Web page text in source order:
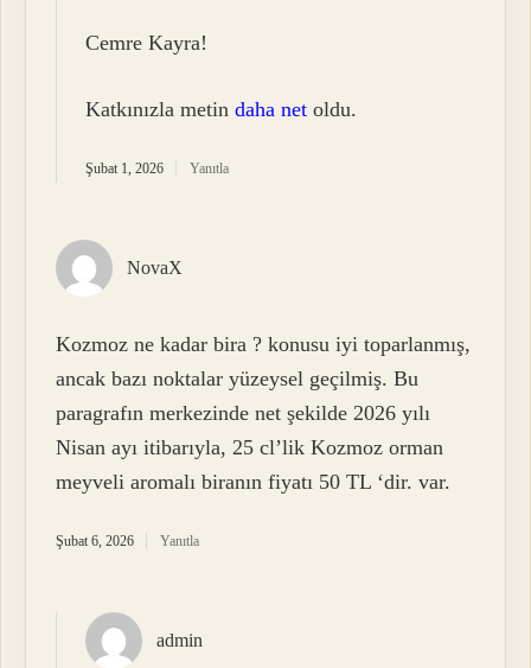
Cemre Kayra!
Katkınızla metindaha net oldu.
Şubat 1, 2026 Yanıtla
NovaX
Kozmoz ne kadar bira ? konusu iyi toparlanmış,
ancak bazı noktalar yüzeysel geçilmiş. Bu
paragrafın merkezinde net şekilde 2026 yılı
Nisan ayı itibarıyla, 25 cl’lik Kozmoz orman
meyveli aromalı biranın fiyatı 50 TL ‘dir. var.
Şubat 6, 2026 Yanıtla
admin